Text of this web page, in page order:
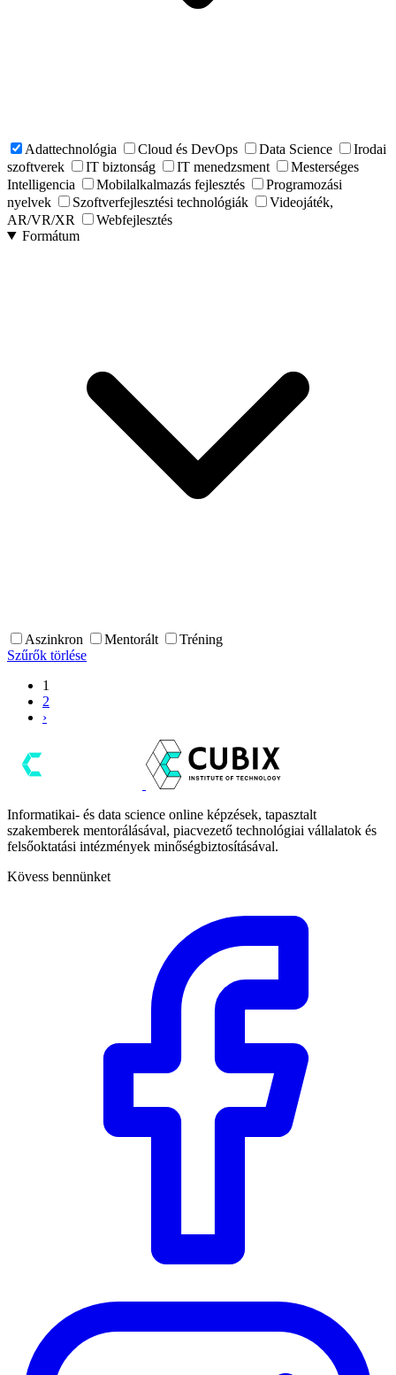
Adattechnológia Cloud és DevOps Data Science
Irodai
szoftverek
IT biztonság IT menedzsment
Mesterséges
Intelligencia
Mobilalkalmazás fejlesztés
Programozási
nyelvek
Szoftverfejlesztési technológiák
Videojáték,
AR/VR/XR
Webfejlesztés
Formátum
Aszinkron Mentorált
Tréning
Szűrők törlése
1
2
›
Informatikai- és data science online képzések, tapasztalt
szakemberek mentorálásával, piacvezető technológiai vállalatok és
felsőoktatási intézmények minőségbiztosításával.
Kövess bennünket